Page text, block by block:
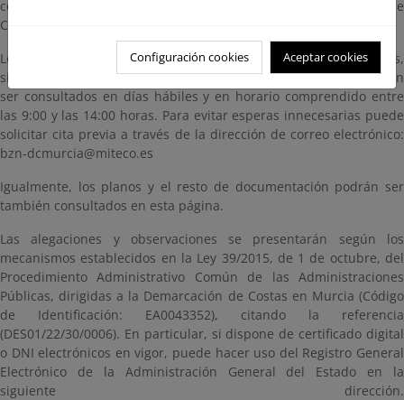
consideren oportunas (artículo 21.2 del Reglamento General de
Costas)
Los planos se hallan expuestos en esta Demarcación de Costas,
sita en Murcia, Avda. de Alfonso X el Sabio, nº 6, 1ª planta, podrán
ser consultados en días hábiles y en horario comprendido entre
las 9:00 y las 14:00 horas. Para evitar esperas innecesarias puede
solicitar cita previa a través de la dirección de correo electrónico:
bzn-dcmurcia@miteco.es
Igualmente, los planos y el resto de documentación podrán ser
también consultados en esta página.
Las alegaciones y observaciones se presentarán según los
mecanismos establecidos en la Ley 39/2015, de 1 de octubre, del
Procedimiento Administrativo Común de las Administraciones
Públicas, dirigidas a la Demarcación de Costas en Murcia (Código
de Identificación: EA0043352), citando la referencia
(DES01/22/30/0006). En particular, si dispone de certificado digital
o DNI electrónicos en vigor, puede hacer uso del Registro General
Electrónico de la Administración General del Estado en la
siguiente dirección.
Configuración cookies Aceptar cookies